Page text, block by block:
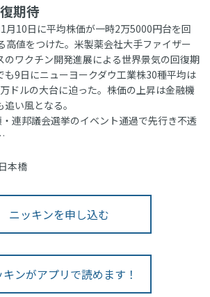
期待
月10日に平均株価が一時2万5000円台を回
高値をつけた。米製薬会社大手ファイザー
のワクチン開発進展による世界景気の回復期
も9日にニューヨークダウ工業株30種平均は
ドルの大台に迫った。株価の上昇は金融機
い風となる。
連邦議会選挙のイベント通過で先行き不透
本橋
ニッキンを申し込む
キンがアプリで読めます！